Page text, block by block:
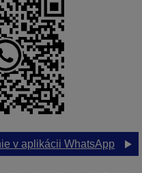
v aplikácii WhatsApp